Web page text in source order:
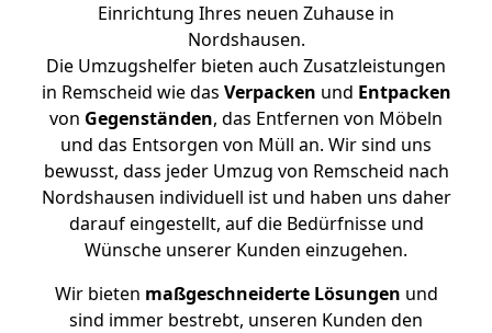
Einrichtung Ihres neuen Zuhause in
Nordshausen.
Die Umzugshelfer bieten auch Zusatzleistungen
in Remscheid wie das Verpacken und Entpacken
von Gegenständen, das Entfernen von Möbeln
und das Entsorgen von Müll an. Wir sind uns
bewusst, dass jeder Umzug von Remscheid nach
Nordshausen individuell ist und haben uns daher
darauf eingestellt, auf die Bedürfnisse und
Wünsche unserer Kunden einzugehen.
Wir bieten maßgeschneiderte Lösungen und
sind immer bestrebt, unseren Kunden den